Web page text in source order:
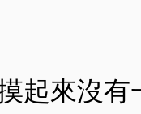
起來沒有